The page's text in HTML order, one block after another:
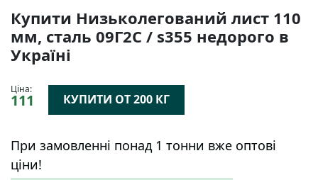
Купити Низьколегований лист 110
мм, сталь 09Г2С / s355 недорого в
Україні
Ціна:
111 КУПИТИ ОТ 200 КГ
При замовленні понад 1 тонни вже оптові
ціни!